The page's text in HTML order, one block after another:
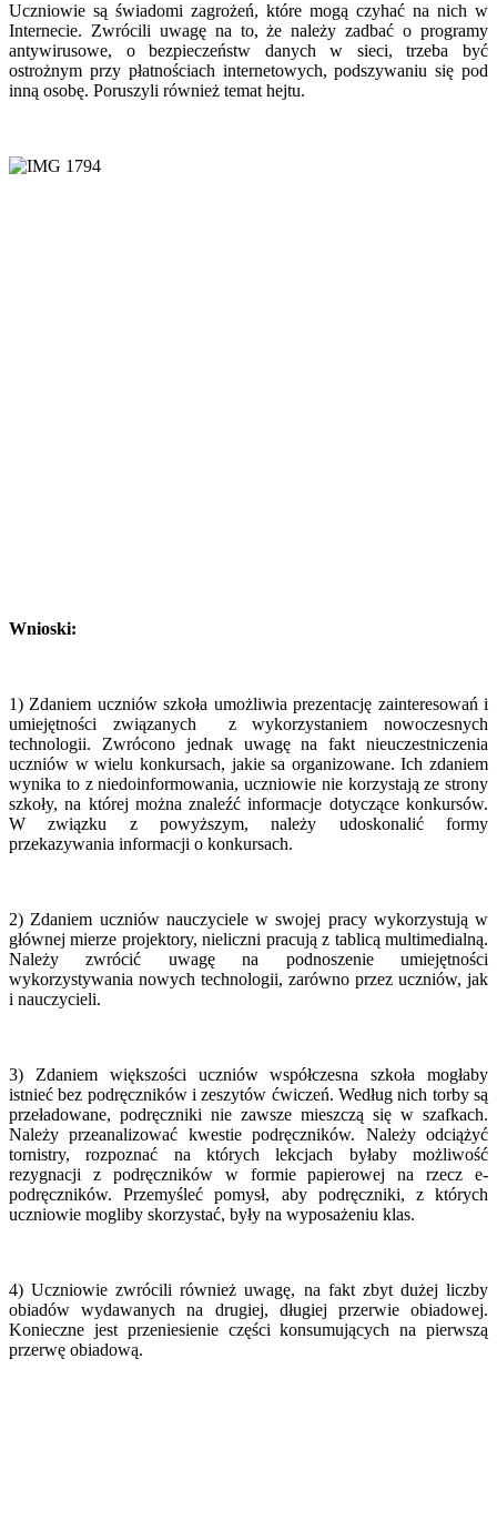
Uczniowie są świadomi zagrożeń, które mogą czyhać na nich w
Internecie. Zwrócili uwagę na to, że należy zadbać o programy
antywirusowe, o bezpieczeństw danych w sieci, trzeba być
ostrożnym przy płatnościach internetowych, podszywaniu się pod
inną osobę. Poruszyli również temat hejtu.
Wnioski:
1) Zdaniem uczniów szkoła umożliwia prezentację zainteresowań i
umiejętności związanych z wykorzystaniem nowoczesnych
technologii. Zwrócono jednak uwagę na fakt nieuczestniczenia
uczniów w wielu konkursach, jakie sa organizowane. Ich zdaniem
wynika to z niedoinformowania, uczniowie nie korzystają ze strony
szkoły, na której można znaleźć informacje dotyczące konkursów.
W związku z powyższym, należy udoskonalić formy
przekazywania informacji o konkursach.
2) Zdaniem uczniów nauczyciele w swojej pracy wykorzystują w
głównej mierze projektory, nieliczni pracują z tablicą multimedialną.
Należy zwrócić uwagę na podnoszenie umiejętności
wykorzystywania nowych technologii, zarówno przez uczniów, jak
i nauczycieli.
3) Zdaniem większości uczniów współczesna szkoła mogłaby
istnieć bez podręczników i zeszytów ćwiczeń. Według nich torby są
przeładowane, podręczniki nie zawsze mieszczą się w szafkach.
Należy przeanalizować kwestie podręczników. Należy odciążyć
tornistry, rozpoznać na których lekcjach byłaby możliwość
rezygnacji z podręczników w formie papierowej na rzecz e-
podręczników. Przemyśleć pomysł, aby podręczniki, z których
uczniowie mogliby skorzystać, były na wyposażeniu klas.
4) Uczniowie zwrócili również uwagę, na fakt zbyt dużej liczby
obiadów wydawanych na drugiej, długiej przerwie obiadowej.
Konieczne jest przeniesienie części konsumujących na pierwszą
przerwę obiadową.